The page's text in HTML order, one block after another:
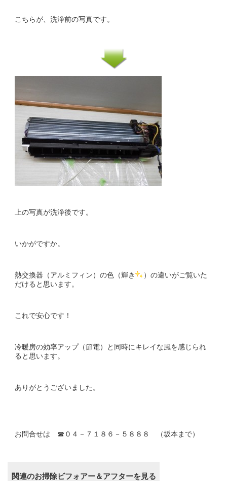
こちらが、洗浄前の写真です。
上の写真が洗浄後です。
いかがですか。
熱交換器（アルミフィン）の色（輝き
）の違いがご覧いた
だけると思います。
これで安心です！
冷暖房の効率アップ（節電）と同時にキレイな風を感じられ
ると思います。
ありがとうございました。
お問合せは ☎０４－７１８６－５８８８ （坂本まで）
関連のお掃除ビフォアー＆アフターを見る